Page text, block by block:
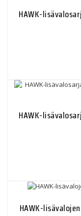
HAWK-
HAWK-
HAWK-